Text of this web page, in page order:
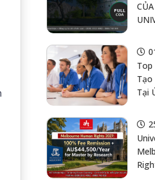
Tạo
Tại